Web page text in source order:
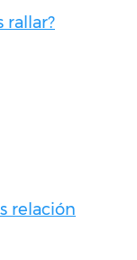
rallar?
relación